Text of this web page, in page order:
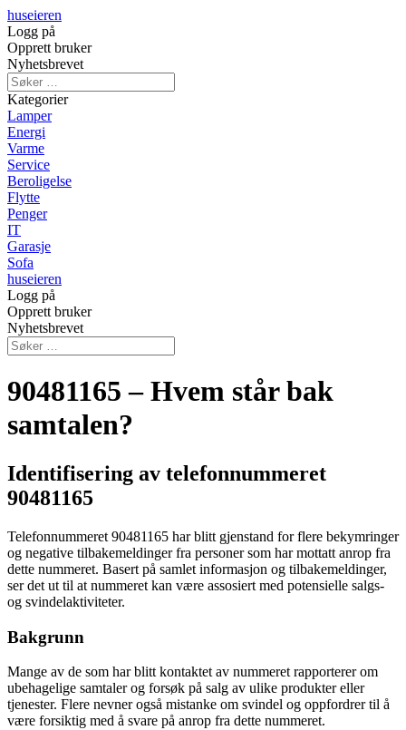
huseieren
Logg på
Opprett bruker
Nyhetsbrevet
Kategorier
Lamper
Energi
Varme
Service
Beroligelse
Flytte
Penger
IT
Garasje
Sofa
huseieren
Logg på
Opprett bruker
Nyhetsbrevet
90481165 – Hvem står bak
samtalen?
Identifisering av telefonnummeret
90481165
Telefonnummeret 90481165 har blitt gjenstand for flere bekymringer
og negative tilbakemeldinger fra personer som har mottatt anrop fra
dette nummeret. Basert på samlet informasjon og tilbakemeldinger,
ser det ut til at nummeret kan være assosiert med potensielle salgs-
og svindelaktiviteter.
Bakgrunn
Mange av de som har blitt kontaktet av nummeret rapporterer om
ubehagelige samtaler og forsøk på salg av ulike produkter eller
tjenester. Flere nevner også mistanke om svindel og oppfordrer til å
være forsiktig med å svare på anrop fra dette nummeret.